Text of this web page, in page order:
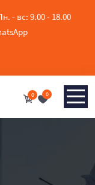
- вс: 9.00 - 18.00
0 0